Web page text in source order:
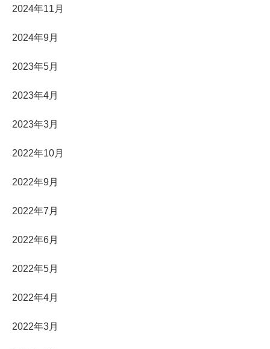
2024年11月
2024年9月
2023年5月
2023年4月
2023年3月
2022年10月
2022年9月
2022年7月
2022年6月
2022年5月
2022年4月
2022年3月